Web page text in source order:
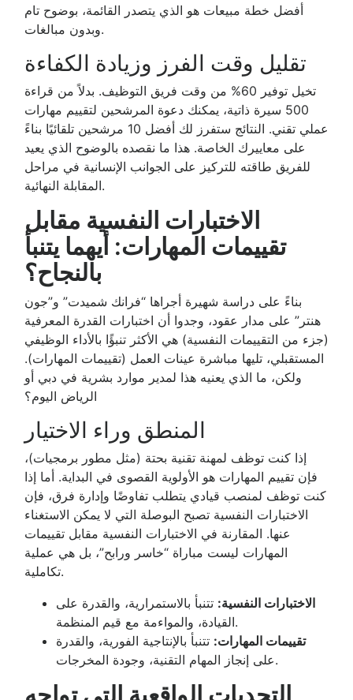
أفضل خطة مبيعات هو الذي يتصدر القائمة، بوضوح تام
وبدون مبالغات.
تقليل وقت الفرز وزيادة الكفاءة
تخيل توفير 60% من وقت فريق التوظيف. بدلاً من قراءة
500 سيرة ذاتية، يمكنك دعوة المرشحين لتقييم مهارات
عملي تقني. النتائج ستفرز لك أفضل 10 مرشحين تلقائيًا بناءً
على معاييرك الخاصة. هذا ما نقصده بالوضوح الذي يعيد
للفريق طاقته للتركيز على الجوانب الإنسانية في مراحل
المقابلة النهائية.
الاختبارات النفسية مقابل
تقييمات المهارات: أيهما يتنبأ
بالنجاح؟
بناءً على دراسة شهيرة أجراها “فرانك شميدت” و”جون
هنتر” على مدار عقود، وجدوا أن اختبارات القدرة المعرفية
(جزء من التقييمات النفسية) هي الأكثر تنبؤًا بالأداء الوظيفي
المستقبلي، تليها مباشرة عينات العمل (تقييمات المهارات).
ولكن، ما الذي يعنيه هذا لمدير موارد بشرية في دبي أو
الرياض اليوم؟
المنطق وراء الاختيار
إذا كنت توظف لمهنة تقنية بحتة (مثل مطور برمجيات)،
فإن تقييم المهارات هو الأولوية القصوى في البداية. أما إذا
كنت توظف لمنصب قيادي يتطلب تفاوضًا وإدارة فرق، فإن
الاختبارات النفسية تصبح البوصلة التي لا يمكن الاستغناء
عنها. المقارنة في الاختبارات النفسية مقابل تقييمات
المهارات ليست مباراة “خاسر ورابح”، بل هي عملية
تكاملية.
الاختبارات النفسية: تتنبأ بالاستمرارية، والقدرة على
القيادة، والمواءمة مع قيم المنظمة.
تقييمات المهارات: تتنبأ بالإنتاجية الفورية، والقدرة
على إنجاز المهام التقنية، وجودة المخرجات.